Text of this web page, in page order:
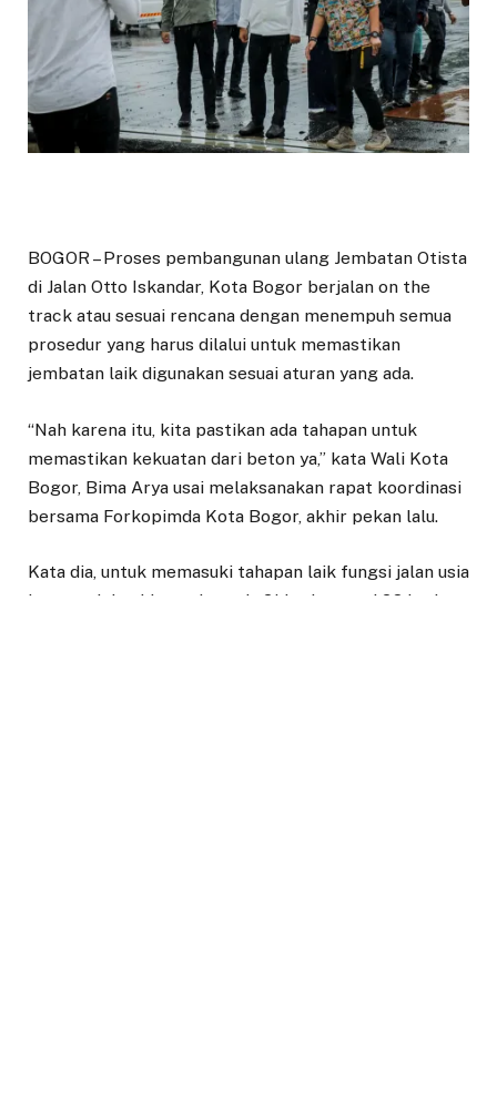
BOGOR – Proses pembangunan ulang Jembatan Otista
di Jalan Otto Iskandar, Kota Bogor berjalan on the
track atau sesuai rencana dengan menempuh semua
prosedur yang harus dilalui untuk memastikan
jembatan laik digunakan sesuai aturan yang ada.
“Nah karena itu, kita pastikan ada tahapan untuk
memastikan kekuatan dari beton ya,” kata Wali Kota
Bogor, Bima Arya usai melaksanakan rapat koordinasi
bersama Forkopimda Kota Bogor, akhir pekan lalu.
Kata dia, untuk memasuki tahapan laik fungsi jalan usia
beton minimal harus berusia 21 hari sampai 28 hari